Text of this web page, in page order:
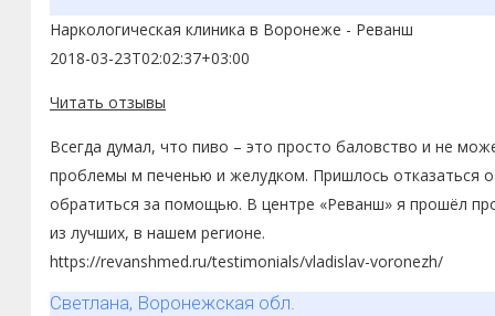
Наркологическая клиника в Воронеже - Реванш
2018-03-23T02:02:37+03:00
Читать отзывы
Всегда думал, что пиво – это просто баловство и не
проблемы м печенью и желудком. Пришлось отказаться
обратиться за помощью. В центре «Реванш» я прошёл
из лучших, в нашем регионе.
https://revanshmed.ru/testimonials/vladislav-voronezh/
Светлана, Воронежская обл.